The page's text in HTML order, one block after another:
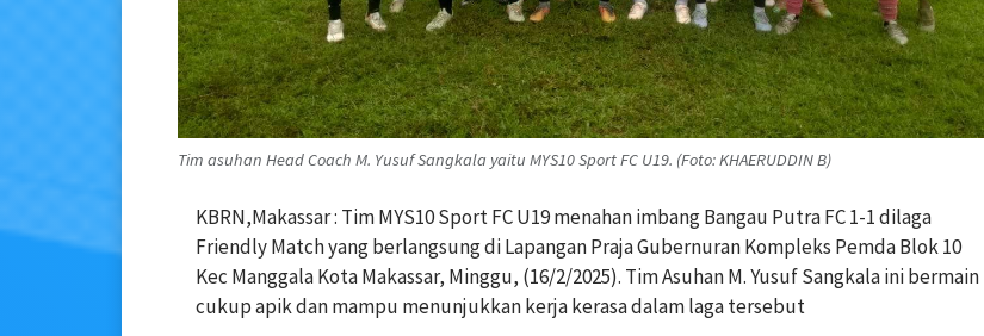
Tim asuhan Head Coach M. Yusuf Sangkala yaitu MYS10 Sport FC U19. (Foto: KHAERUDDIN B)
KBRN,Makassar : Tim MYS10 Sport FC U19 menahan imbang Bangau Putra FC 1-1 dilaga
Friendly Match yang berlangsung di Lapangan Praja Gubernuran Kompleks Pemda Blok 10
Kec Manggala Kota Makassar, Minggu, (16/2/2025). Tim Asuhan M. Yusuf Sangkala ini bermain
cukup apik dan mampu menunjukkan kerja kerasa dalam laga tersebut